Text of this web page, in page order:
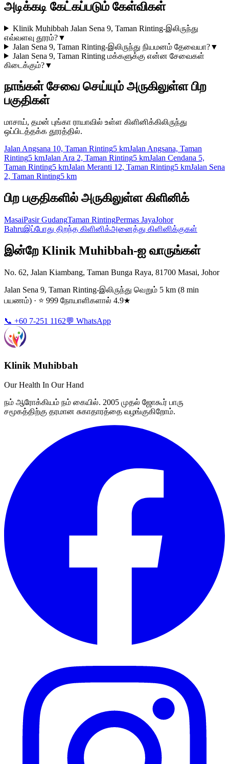
அடிக்கடி கேட்கப்படும் கேள்விகள்
Klinik Muhibbah Jalan Sena 9, Taman Rinting-இலிருந்து
எவ்வளவு தூரம்?▼
Jalan Sena 9, Taman Rinting-இலிருந்து நியமனம் தேவையா?▼
Jalan Sena 9, Taman Rinting மக்களுக்கு என்ன சேவைகள்
கிடைக்கும்?▼
நாங்கள் சேவை செய்யும் அருகிலுள்ள பிற
பகுதிகள்
மாசாய், தமன் புங்கா ராயாவில் உள்ள கிளினிக்கிலிருந்து
ஒப்பிடத்தக்க தூரத்தில்.
Jalan Angsana 10, Taman Rinting5 kmJalan Angsana, Taman
Rinting5 kmJalan Ara 2, Taman Rinting5 kmJalan Cendana 5,
Taman Rinting5 kmJalan Meranti 12, Taman Rinting5 kmJalan Sena
2, Taman Rinting5 km
பிற பகுதிகளில் அருகிலுள்ள கிளினிக்
MasaiPasir GudangTaman RintingPermas JayaJohor
Bahruஇப்போது திறந்த கிளினிக்அனைத்து கிளினிக்குகள்
இன்றே Klinik Muhibbah-ஐ வாருங்கள்
No. 62, Jalan Kiambang, Taman Bunga Raya, 81700 Masai, Johor
Jalan Sena 9, Taman Rinting-இலிருந்து வெறும் 5 km (8 min
பயணம்) · ⭐ 999 நோயாளிகளால் 4.9★
📞 +60 7-251 1162💬 WhatsApp
Klinik Muhibbah
Our Health In Our Hand
நம் ஆரோக்கியம் நம் கையில். 2005 முதல் ஜோகூர் பாரு
சமூகத்திற்கு தரமான சுகாதாரத்தை வழங்குகிறோம்.